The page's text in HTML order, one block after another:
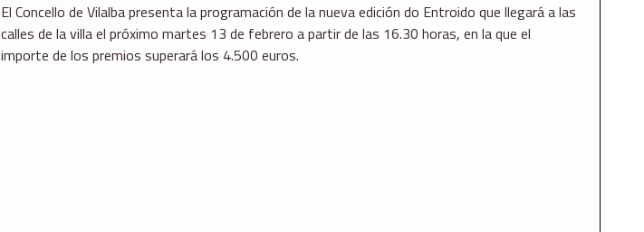
El Concello de Vilalba presenta la programación de la nueva edición do Entroido que llegará a las
calles de la villa el próximo martes 13 de febrero a partir de las 16.30 horas, en la que el
importe de los premios superará los 4.500 euros.